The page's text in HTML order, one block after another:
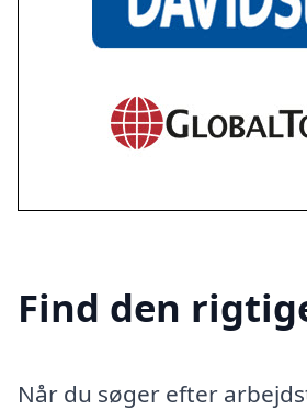
Find den
Når du søger efter